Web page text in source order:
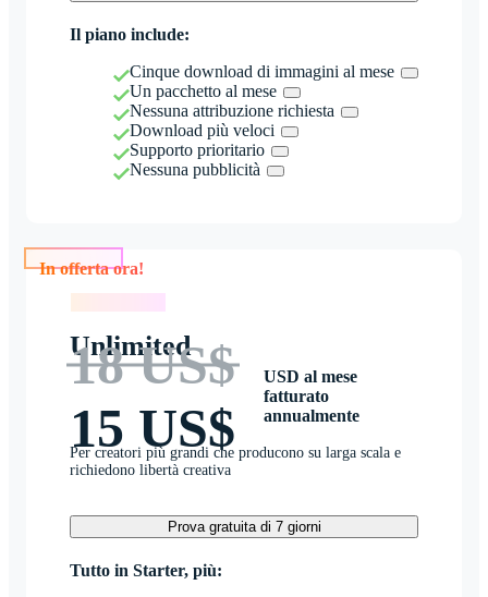
Il piano include:
Cinque download di immagini al mese
Un pacchetto al mese
Nessuna attribuzione richiesta
Download più veloci
Supporto prioritario
Nessuna pubblicità
Unlimited
18 US$
15 US$
USD al mese
fatturato
annualmente
Per creatori più grandi che producono su larga scala e
richiedono libertà creativa
Prova gratuita di 7 giorni
Tutto in Starter, più: